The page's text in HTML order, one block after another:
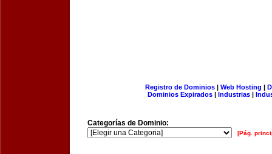
Registro de Dominios| Web Hosting |
Dominios Expirados | Industrias |
Categorías de Dominio:
[Pág.